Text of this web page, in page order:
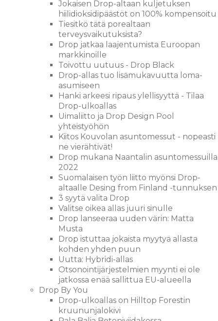
Jokaisen Drop-altaan kuljetuksen
hiilidioksidipäästöt on 100% kompensoitu
Tiesitkö tätä porealtaan
terveysvaikutuksista?
Drop jatkaa laajentumista Euroopan
markkinoille
Toivottu uutuus - Drop Black
Drop-allas tuo lisämukavuutta loma-
asumiseen
Hanki arkeesi ripaus ylellisyyttä - Tilaa
Drop-ulkoallas
Uimaliitto ja Drop Design Pool
yhteistyöhön
Kiitos Kouvolan asuntomessut - nopeasti
ne vierähtivät!
Drop mukana Naantalin asuntomessuilla
2022
Suomalaisen työn liitto myönsi Drop-
altaalle Desing from Finland -tunnuksen
3 syytä valita Drop
Valitse oikea allas juuri sinulle
Drop lanseeraa uuden värin: Matta
Musta
Drop istuttaa jokaista myytyä allasta
kohden yhden puun
Uutta: Hybridi-allas
Otsonointijärjestelmien myynti ei ole
jatkossa enää sallittua EU-alueella
Drop By You
Drop-ulkoallas on Hilltop Forestin
kruununjalokivi